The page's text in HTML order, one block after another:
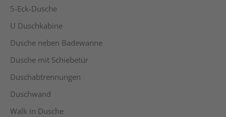
5-Eck-Dusche
U Duschkabine
Dusche neben Badewanne
Dusche mit Schiebetür
Duschabtrennungen
Duschwand
Walk in Dusche